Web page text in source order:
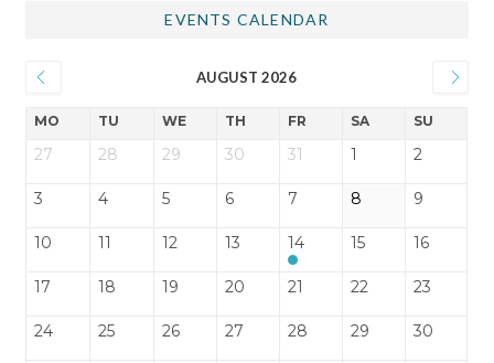
EVENTS CALENDAR
AUGUST 2026
MO TU WE TH FR SA SU
27 28 29 30 31 1 2
3 4 5 6 7 8 9
10 11 12 13 14 15 16
17 18 19 20 21 22 23
24 25 26 27 28 29 30